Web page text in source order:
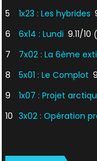
5
1x23 : Les hybrides
6
6x14 : Lundi 9.11/10
7
7x02 : La 6ème
8
5x01 : Le Complot
9
1x07 : Projet
10 3x02 : Opération